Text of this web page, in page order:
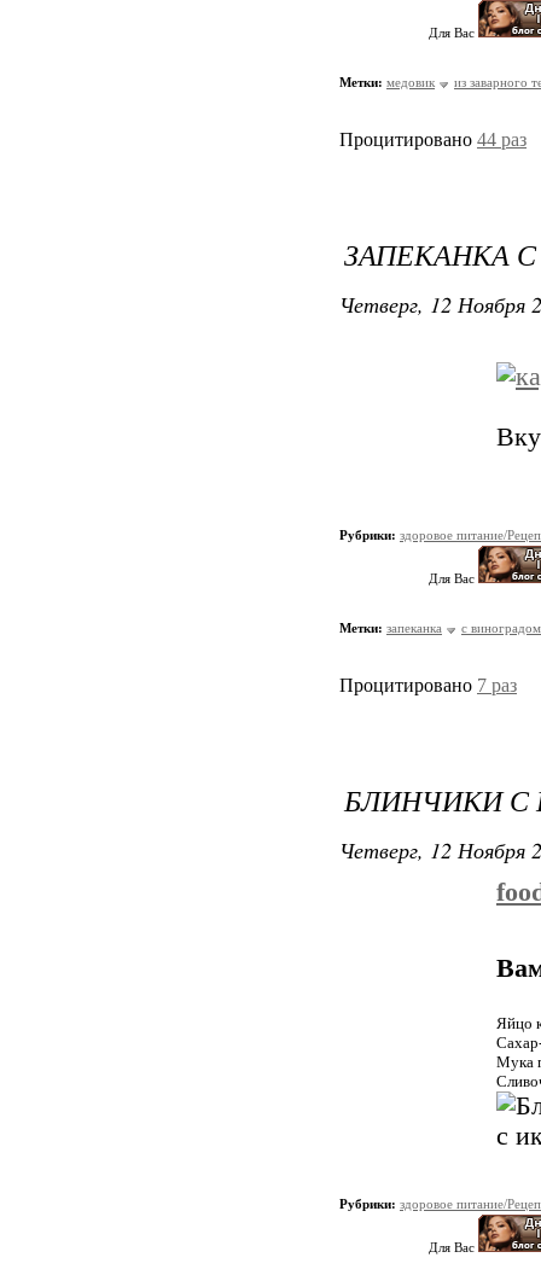
Для Вас
Метки: медовик из заварного
Процитировано 44 раз
ЗАПЕКАНКА
Четверг, 12 Ноября
Рубрики: здоровое питание/
Для Вас
Метки: запеканка с виноградом
Процитировано 7 раз
БЛИНЧИКИ С
Четверг, 12 Ноября
Яйцо
Мука
Рубрики: здоровое питание/
Для Вас